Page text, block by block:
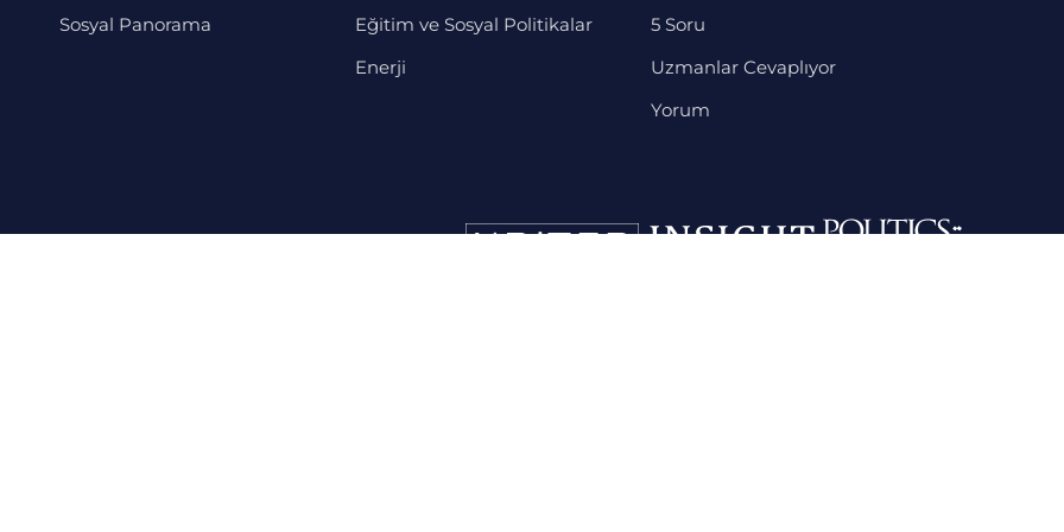
Sosyal Panorama
Eğitim ve Sosyal Politikalar
Enerji
5 Soru
Uzmanlar Cevaplıyor
Yorum